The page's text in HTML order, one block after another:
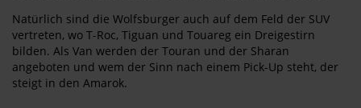
Natürlich sind die Wolfsburger auch auf dem Feld der SUV
vertreten, wo T-Roc, Tiguan und Touareg ein Dreigestirn
bilden. Als Van werden der Touran und der Sharan
angeboten und wem der Sinn nach einem Pick-Up steht, der
steigt in den Amarok.